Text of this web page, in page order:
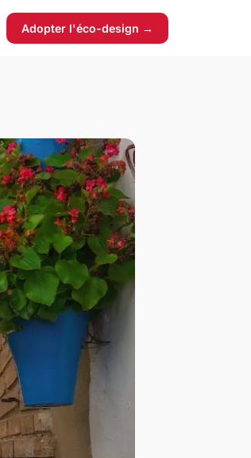
Adopter l'éco-design →